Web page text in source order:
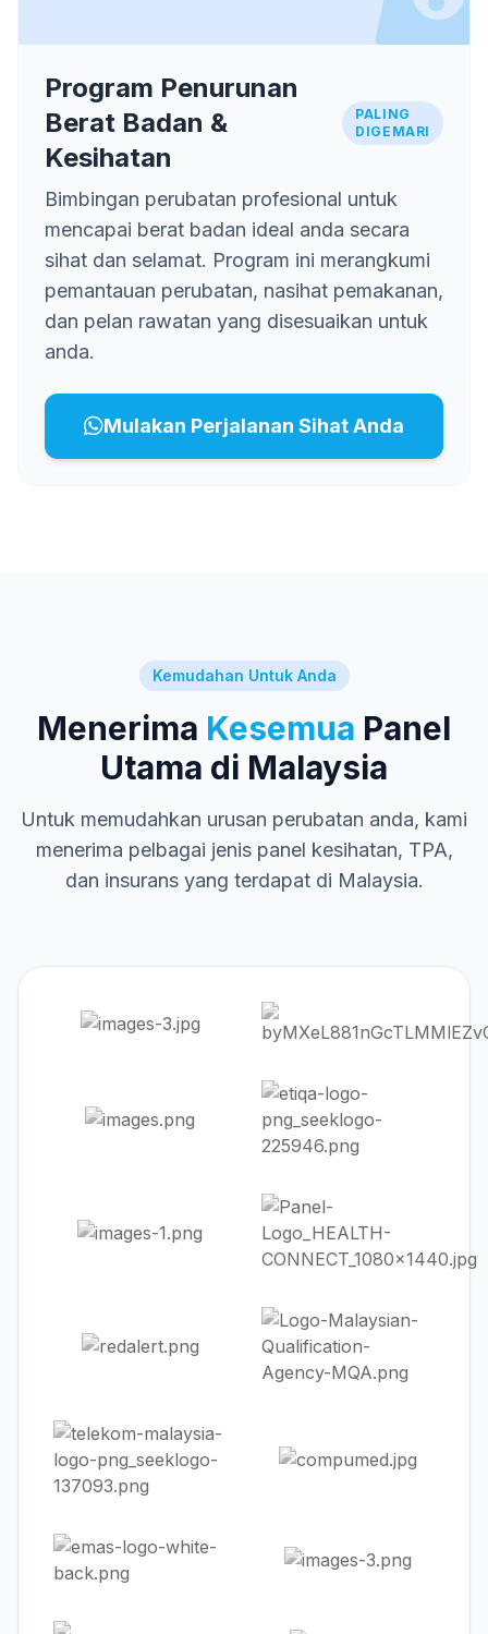
Program Penurunan
Berat Badan &
Kesihatan
PALING
DIGEMARI
Bimbingan perubatan profesional untuk
mencapai berat badan ideal anda secara
sihat dan selamat. Program ini merangkumi
pemantauan perubatan, nasihat pemakanan,
dan pelan rawatan yang disesuaikan untuk
anda.
Mulakan Perjalanan Sihat Anda
Kemudahan Untuk Anda
Menerima Kesemua Panel
Utama di Malaysia
Untuk memudahkan urusan perubatan anda, kami
menerima pelbagai jenis panel kesihatan, TPA,
dan insurans yang terdapat di Malaysia.